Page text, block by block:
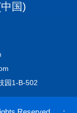
国)
园1-B-502